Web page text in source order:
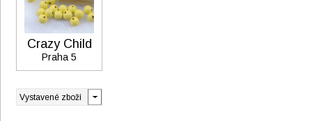
Crazy Child
Praha 5